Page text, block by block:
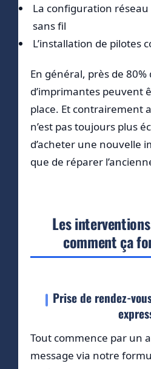
La configuration
sans fil
L’installation de pilotes
En général, près de
d’imprimantes peuvent
place. Et contrairement
n’est pas toujours plus
d’acheter une nouvelle
que de réparer
Les
comment ça
Prise de rendez-
Tout commence par un
message via notre